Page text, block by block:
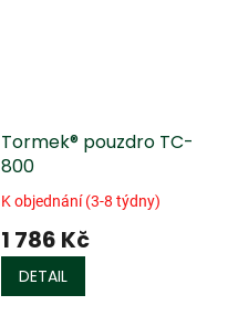
Tormek® pouzdro TC-
800
K objednání (3-8 týdny)
1 786 Kč
DETAIL